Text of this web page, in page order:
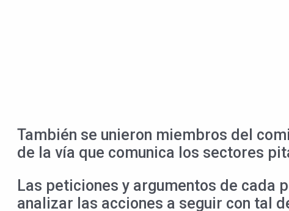
También se unieron miembros del
de la vía que comunica los sectores
Las peticiones y argumentos de cada
analizar las acciones a seguir con tal